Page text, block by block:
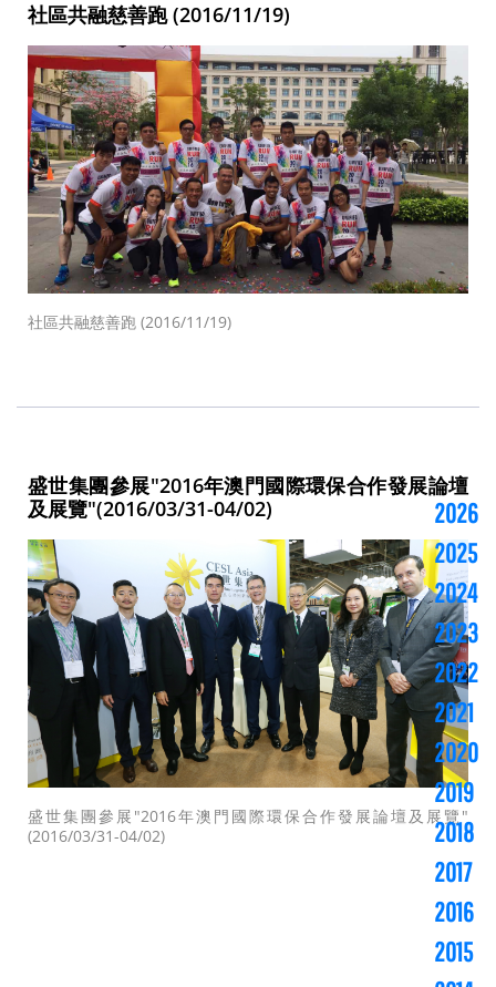
社區共融慈善跑 (2016/11/19)
社區共融慈善跑 (2016/11/19)
盛世集團參展"2016年澳門國際環保合作發展論壇
及展覽"(2016/03/31-04/02)
盛世集團參展"2016年澳門國際環保合作發展論壇及展覽"
(2016/03/31-04/02)
2026
2025
2024
2023
2022
2021
2020
2019
2018
2017
2016
2015